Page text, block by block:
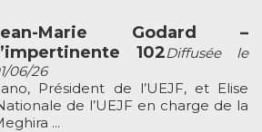
Marie Godard –
102Diffusée le
06/26
Président de l’UEJF, et Elise
de l’UEJF en charge de la
...